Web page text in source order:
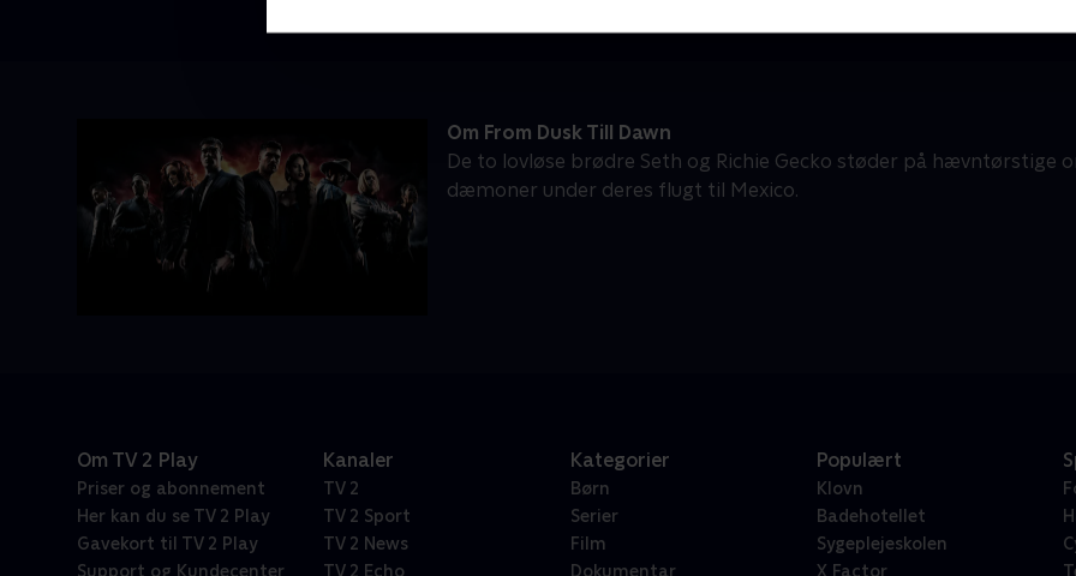
Om From Dusk Till Dawn
De to lovløse brødre Seth og Richie Gecko støder på hævntørstige
dæmoner under deres flugt til Mexico.
Om TV 2 Play
Priser og abonnement
Her kan du se TV 2 Play
Gavekort til TV 2 Play
Support og Kundecenter
Kanaler
TV 2
TV 2 Sport
TV 2 News
TV 2 Echo
Kategorier
Børn
Serier
Film
Dokumentar
Populært
Klovn
Badehotellet
Sygeplejeskolen
X Factor